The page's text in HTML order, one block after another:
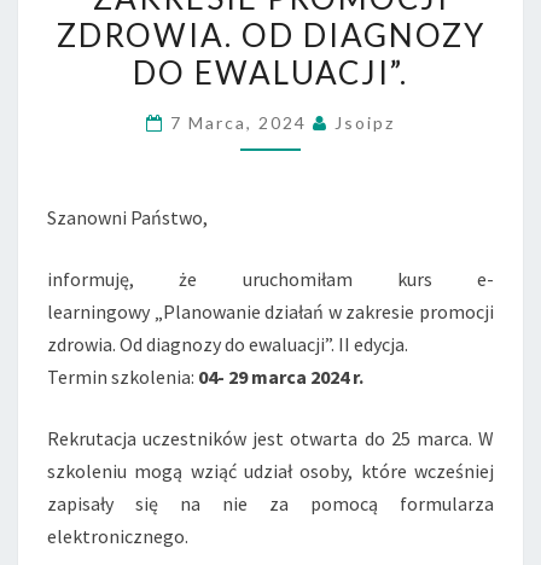
PROMOCJI
ZDROWIA.
OD
DIAGNOZY
DO
ZDROWIA. OD DIAGNOZY
DO EWALUACJI”.
7 Marca, 2024 Jsoipz
Szanowni Państwo,
informuję, że uruchomiłam kurs e-
learningowy „Planowanie działań w zakresie promocji
zdrowia. Od diagnozy do ewaluacji”. II edycja.
Termin szkolenia: 04- 29 marca 2024 r.
Rekrutacja uczestników jest otwarta do 25 marca. W
szkoleniu mogą wziąć udział osoby, które wcześniej
zapisały się na nie za pomocą formularza
elektronicznego.